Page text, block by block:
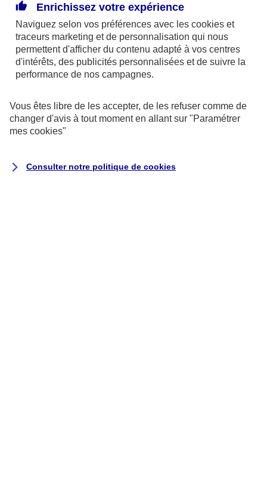
En cas d'urgence
Dépannage et remorquage de votre
Enrichissez votre expérience
Naviguez selon vos préférences avec les cookies et
traceurs marketing et de personnalisation qui nous
permettent d'afficher du contenu adapté à vos centres
d'intérêts, des publicités personnalisées et de suivre la
performance de nos campagnes.
Vous êtes libre de les accepter, de les refuser comme de
changer d'avis à tout moment en allant sur "Paramétrer
mes cookies"
Consulter notre politique de cookies